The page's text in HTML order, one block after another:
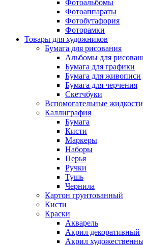
Фотоальбомы
Фотоаппараты
Фотобутафория
Фоторамки
Товары для художников
Бумага для рисования
Альбомы для
Бумага для графики
Бумага для живописи
Бумага для черчения
Скетчбуки
Вспомогательные жидкости
Каллиграфия
Бумага
Кисти
Маркеры
Наборы
Перья
Ручки
Тушь
Чернила
Картон грунтованный
Кисти
Краски
Акварель
Акрил декоративный
Акрил